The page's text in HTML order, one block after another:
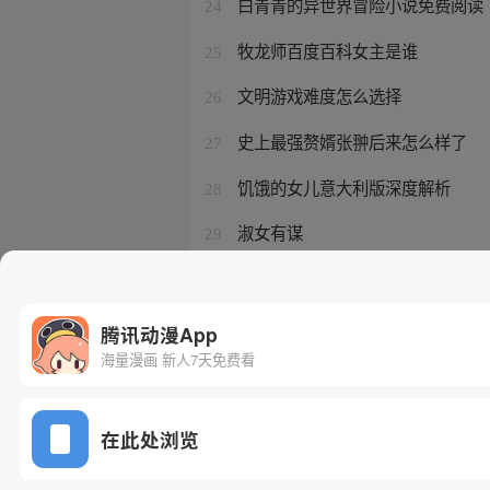
24
25 牧龙师百度百科女主是谁
26 文明游戏难度怎么选择
27 史上最强赘婿张翀后来怎么样了
28 饥饿的女儿意大利版深度解析
29 淑女有谋
腾讯动漫App
海量漫画 新人7天免费看
在此处浏览